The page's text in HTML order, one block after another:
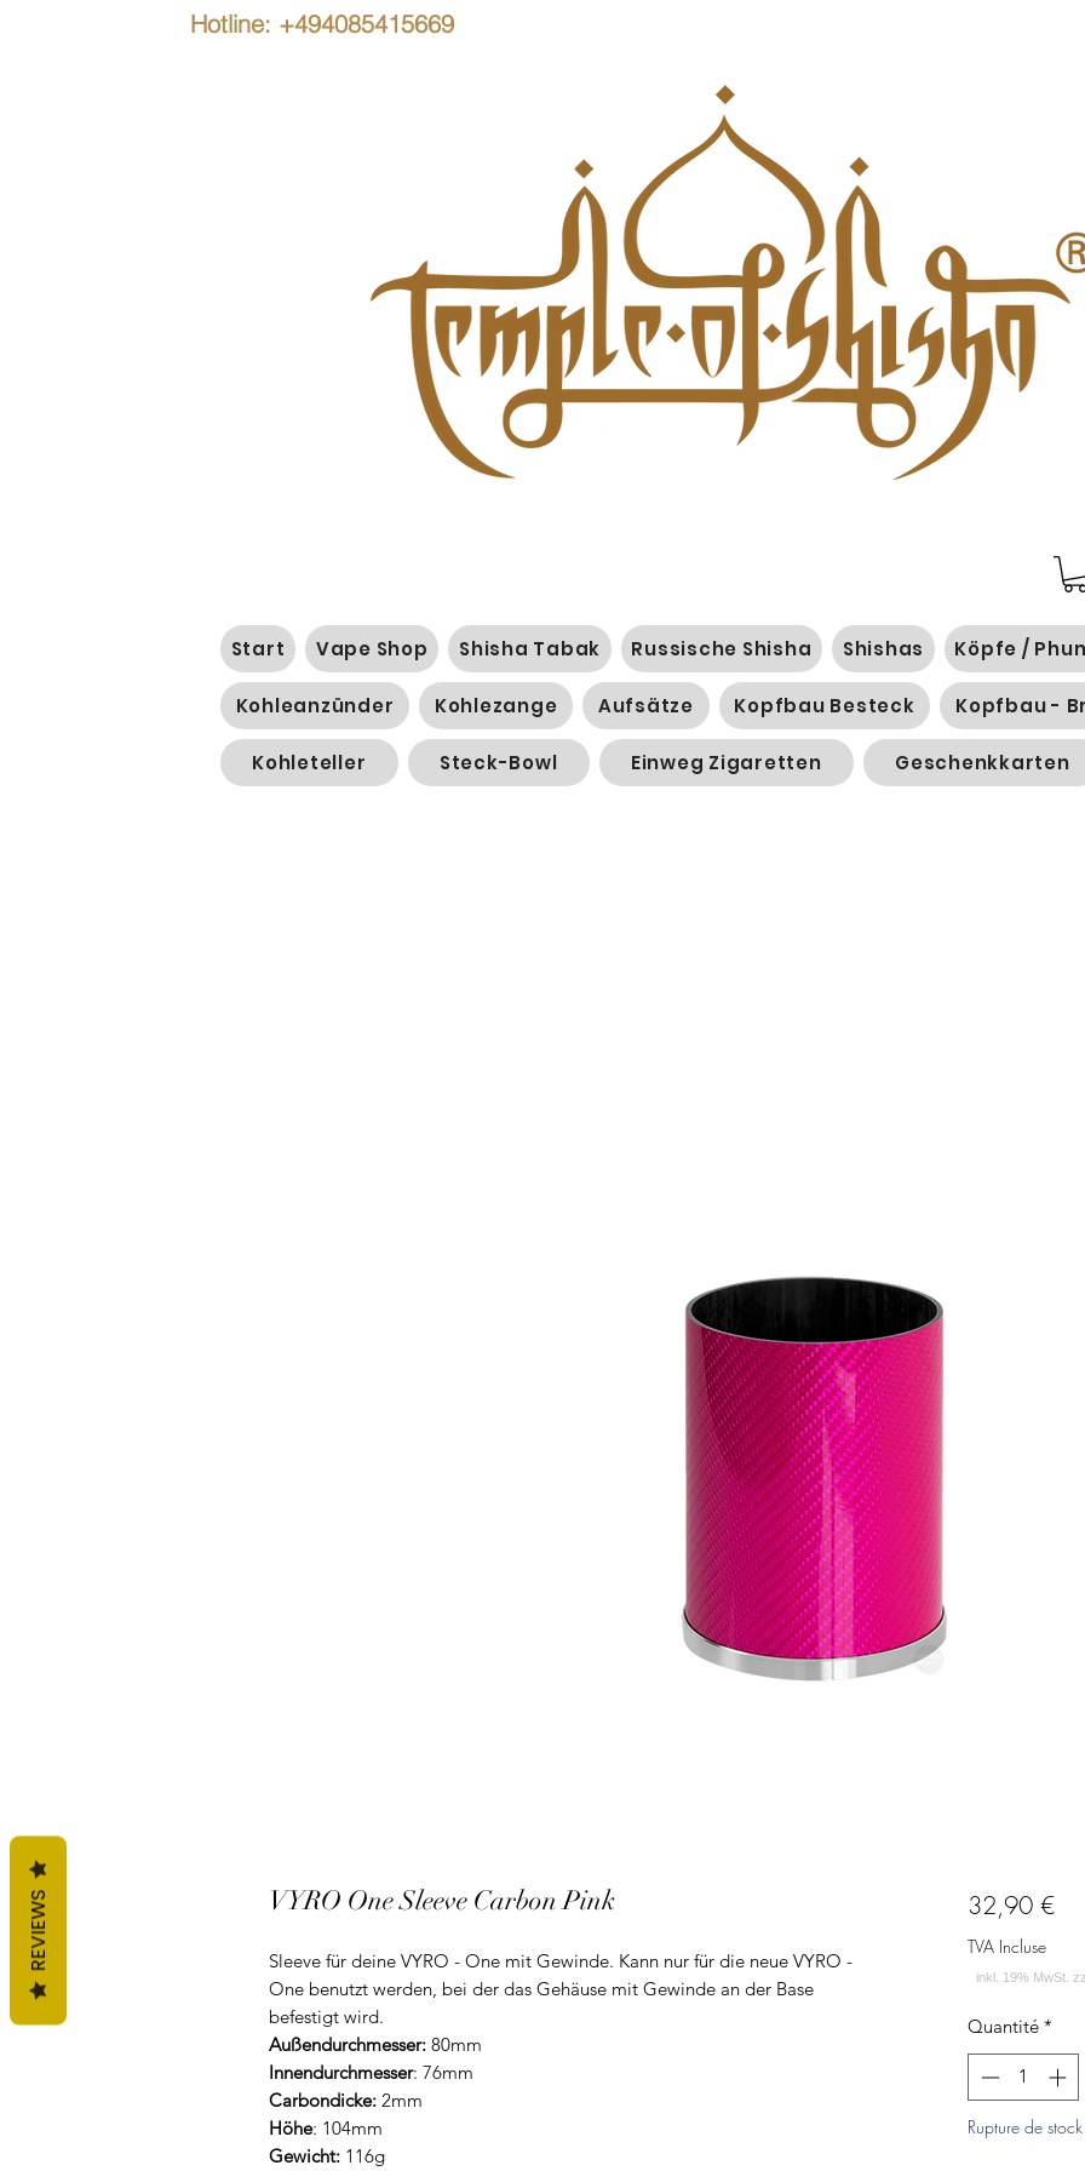
Hotline: +494085415669
Start Vape Shop Shisha Tabak Russische Shisha Shishas Köpfe /
Kohleanzünder Kohlezange Aufsätze Kopfbau Besteck Kopfbau -
Kohleteller Steck-Bowl Einweg Zigaretten Geschenkkarten
VYRO One Sleeve Carbon Pink
Sleeve für deine VYRO - One mit Gewinde. Kann nur für die neue VYRO -
One benutzt werden, bei der das Gehäuse mit Gewinde an der Base
befestigt wird.
Außendurchmesser: 80mm
Innendurchmesser: 76mm
Carbondicke: 2mm
Höhe: 104mm
Gewicht: 116g
32,90 €
TVA Incluse
Quantité *
Rupture de stock
REVIEWS